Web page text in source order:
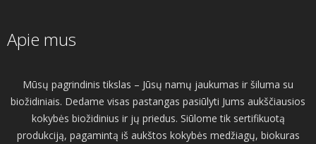
Apie mus
Mūsų pagrindinis tikslas – Jūsų namų jaukumas ir šiluma su
biožidiniais. Dedame visas pastangas pasiūlyti Jums aukščiausios
kokybės biožidinius ir jų priedus. Siūlome tik sertifikuotą
produkciją, pagamintą iš aukštos kokybės medžiagų, biokuras